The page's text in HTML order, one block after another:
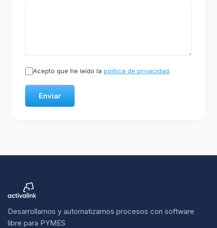
Acepto que he leído la política de privacidad.
Enviar
Desarrollamos y automatizamos procesos con software
libre para PYMES